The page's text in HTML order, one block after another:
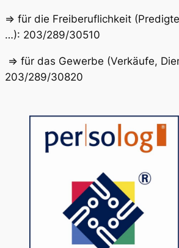
=> für die Freiberuflichkeit
…): 203/289/30510
=> für das Gewerbe (Verkäufe,
203/289/30820